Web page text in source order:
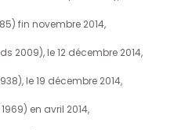
fin novembre 2014,
2009), le 12 décembre 2014,
le 19 décembre 2014,
en avril 2014,